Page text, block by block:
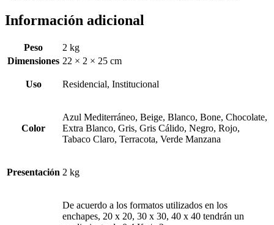
Información adicional
Peso
2 kg
Dimensiones 22 × 2 × 25 cm
Uso Residencial, Institucional
Color
Azul Mediterráneo, Beige, Blanco, Bone, Chocolate,
Extra Blanco, Gris, Gris Cálido, Negro, Rojo,
Tabaco Claro, Terracota, Verde Manzana
Presentación 2 kg
De acuerdo a los formatos utilizados en los
enchapes, 20 x 20, 30 x 30, 40 x 40 tendrán un